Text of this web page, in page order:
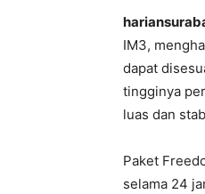
IM3,
dapat
tingginya
luas dan
Paket
selama 24